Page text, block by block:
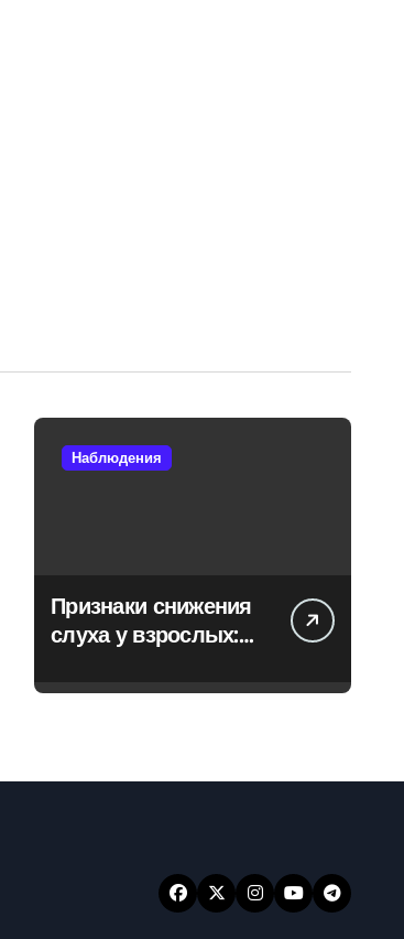
Наблюдения
Признаки снижения
слуха у взрослых:
обратиться к